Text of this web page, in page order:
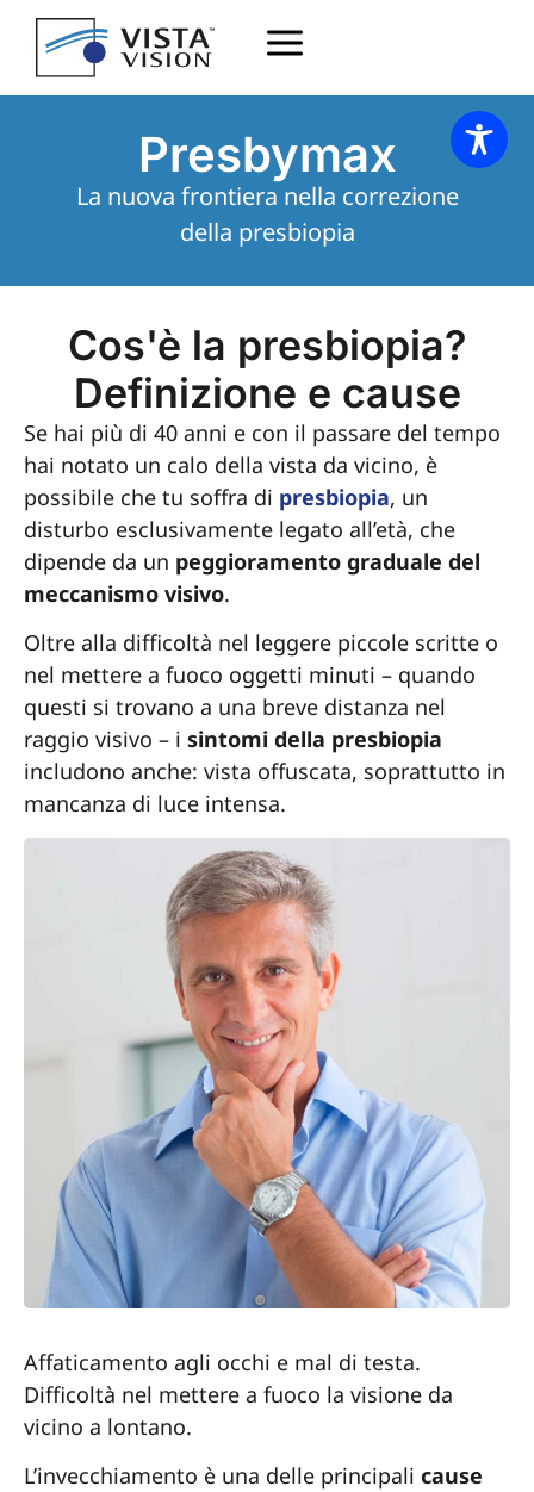
Presbymax
La nuova frontiera nella correzione
della presbiopia
Cos'è la presbiopia?
Definizione e cause
Se hai più di 40 anni e con il passare del tempo
hai notato un calo della vista da vicino, è
possibile che tu soffra di presbiopia, un
disturbo esclusivamente legato all’età, che
dipende da un peggioramento graduale del
meccanismo visivo.
Oltre alla difficoltà nel leggere piccole scritte o
nel mettere a fuoco oggetti minuti – quando
questi si trovano a una breve distanza nel
raggio visivo – i sintomi della presbiopia
includono anche: vista offuscata, soprattutto in
mancanza di luce intensa.
Affaticamento agli occhi e mal di testa.
Difficoltà nel mettere a fuoco la visione da
vicino a lontano.
L’invecchiamento è una delle principali cause